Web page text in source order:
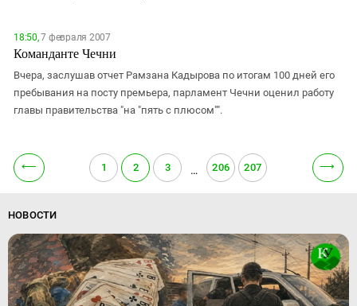
18:50,7 февраля 2007
Команданте Чечни
Вчера, заслушав отчет Рамзана Кадырова по итогам 100 дней его
пребывания на посту премьера, парламент Чечни оценил работу
главы правительства "на "пять с плюсом"".
⟵ 1 2 3 … 206 207 ⟶
НОВОСТИ